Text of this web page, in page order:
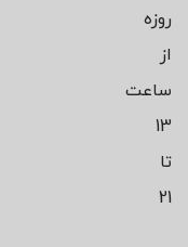
روزه
از
ساعت
13
تا
21